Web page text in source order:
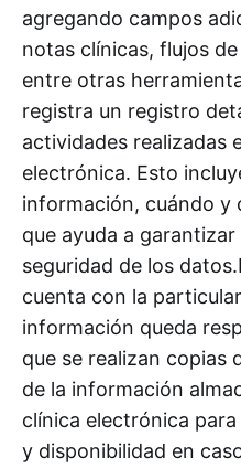
agregando campos
notas clínicas, flujos
entre otras
registra un registro
actividades realizadas
electrónica. Esto
información, cuándo y
que ayuda a
seguridad de los
cuenta con la
información queda
que se realizan copias
de la información
clínica electrónica
y disponibilidad en